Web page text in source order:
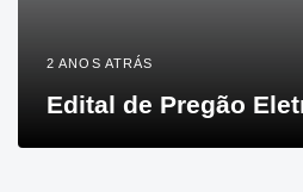
2 ANOS ATRÁS
Edital de Pregão